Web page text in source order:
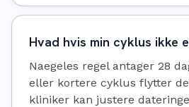
Hvad hvis min cyklus ikke
Naegeles regel antager 28
eller kortere cyklus flytter
kliniker kan justere